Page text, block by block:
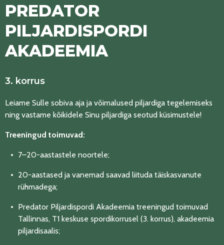
PREDATOR
PILJARDISPORDI
AKADEEMIA
3. korrus
Leiame Sulle sobiva aja ja võimalused piljardiga tegelemiseks
ning vastame kõikidele Sinu piljardiga seotud küsimustele!
Treeningud toimuvad:
7–20-aastastele noortele;
20-aastased ja vanemad saavad liituda täiskasvanute
rühmadega;
Predator Piljardispordi Akadeemia treeningud toimuvad
Tallinnas, T1 keskuse spordikorrusel (3. korrus), akadeemia
piljardisaalis;